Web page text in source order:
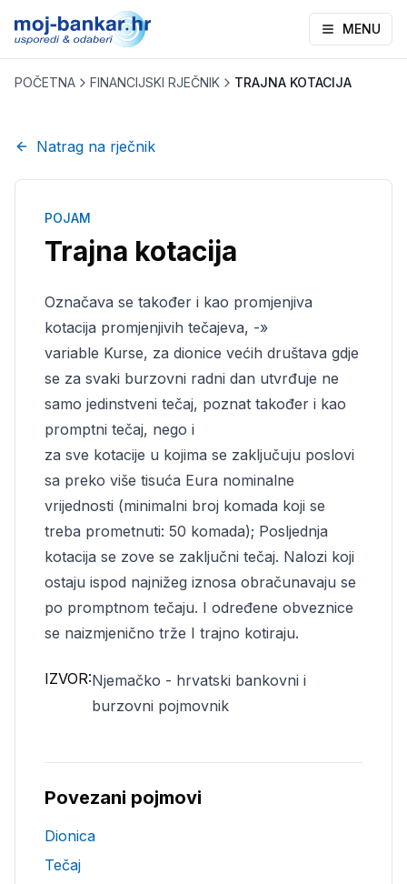
MENU
POČETNA FINANCIJSKI RJEČNIK TRAJNA KOTACIJA
Natrag na rječnik
POJAM
Trajna kotacija
Označava se također i kao promjenjiva
kotacija promjenjivih tečajeva, -»
variable Kurse, za dionice većih društava gdje
se za svaki burzovni radni dan utvrđuje ne
samo jedinstveni tečaj, poznat također i kao
promptni tečaj, nego i
za sve kotacije u kojima se zaključuju poslovi
sa preko više tisuća Eura nominalne
vrijednosti (minimalni broj komada koji se
treba prometnuti: 50 komada); Posljednja
kotacija se zove se zaključni tečaj. Nalozi koji
ostaju ispod najnižeg iznosa obračunavaju se
po promptnom tečaju. I određene obveznice
se naizmjenično trže I trajno kotiraju.
IZVOR:Njemačko - hrvatski bankovni i
burzovni pojmovnik
Povezani pojmovi
Dionica
Tečaj